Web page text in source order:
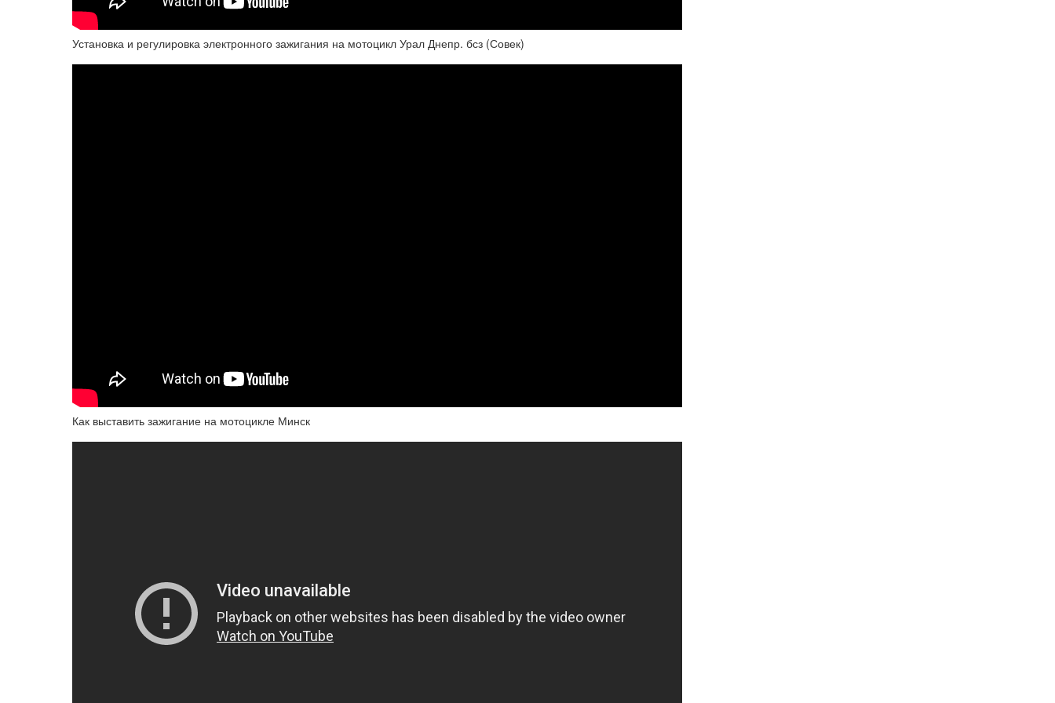
Установка и регулировка электронного зажигания на мотоцикл Урал Днепр. бсз (Совек)
Как выставить зажигание на мотоцикле Минск